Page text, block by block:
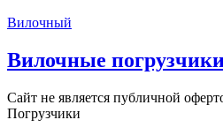
Вилочный
Вилочные
Сайт не является публичной
Погрузчики